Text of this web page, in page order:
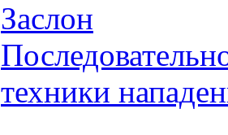
Заслон
техники